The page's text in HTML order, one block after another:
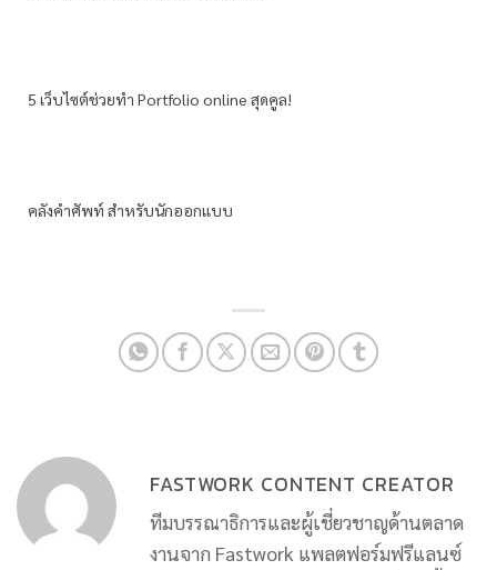
5 เว็บไซต์ช่วยทำ Portfolio online สุดคูล!
คลังคำศัพท์ สำหรับนักออกแบบ
FASTWORK CONTENT CREATOR
ทีมบรรณาธิการและผู้เชี่ยวชาญด้านตลาด
งานจาก Fastwork แพลตฟอร์มฟรีแลนซ์